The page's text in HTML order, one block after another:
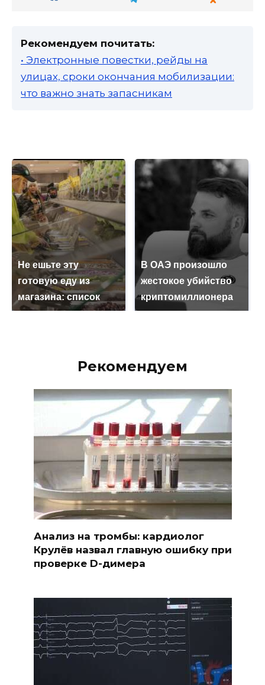
Рекомендуем почитать:
• Электронные повестки, рейды на
улицах, сроки окончания мобилизации:
что важно знать запасникам
Не ешьте эту
готовую еду из
магазина: список
В ОАЭ произошло
жестокое убийство
криптомиллионера
Рекомендуем
Анализ на тромбы: кардиолог
Крулёв назвал главную ошибку при
проверке D-димера